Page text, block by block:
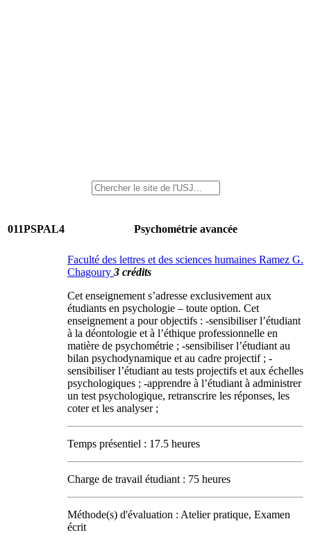
011PSPAL4 Psychométrie avancée
Faculté des lettres et des sciences humaines Ramez G.
Chagoury 3 crédits
Cet enseignement s’adresse exclusivement aux
étudiants en psychologie – toute option. Cet
enseignement a pour objectifs : -sensibiliser l’étudiant
à la déontologie et à l’éthique professionnelle en
matière de psychométrie ; -sensibiliser l’étudiant au
bilan psychodynamique et au cadre projectif ; -
sensibiliser l’étudiant au tests projectifs et aux échelles
psychologiques ; -apprendre à l’étudiant à administrer
un test psychologique, retranscrire les réponses, les
coter et les analyser ;
Temps présentiel : 17.5 heures
Charge de travail étudiant : 75 heures
Méthode(s) d'évaluation : Atelier pratique, Examen
écrit